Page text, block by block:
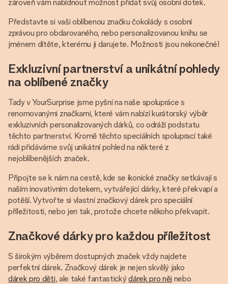
zároveň vám nabídnout možnost přidat svůj osobní dotek.
Představte si vaši oblíbenou značku čokolády s osobní
zprávou pro obdarovaného, nebo personalizovanou knihu se
jménem dítěte, kterému ji darujete. Možnosti jsou nekonečné!
Exkluzivní partnerství a unikátní pohledy
na oblíbené značky
Tady v YourSurprise jsme pyšní na naše spolupráce s
renomovanými značkami, které vám nabízí kurátorský výběr
exkluzivních personalizovaných dárků, co odráží podstatu
těchto partnerství. Kromě těchto speciálních spoluprací také
rádi přidáváme svůj unikátní pohled na některé z
nejoblíbenějších značek.
Připojte se k nám na cestě, kde se ikonické značky setkávají s
naším inovativním dotekem, vytvářející dárky, které překvapí a
potěší. Vytvořte si vlastní značkový dárek pro speciální
příležitosti, nebo jen tak, protože chcete někoho překvapit.
Značkové dárky pro každou příležitost
S širokým výběrem dostupných značek vždy najdete
perfektní dárek. Značkový dárek je nejen skvělý jako
dárek pro děti, ale také fantastickýdárek pro něj nebo